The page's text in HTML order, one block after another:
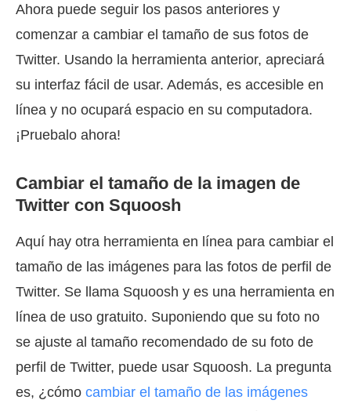
Ahora puede seguir los pasos anteriores y
comenzar a cambiar el tamaño de sus fotos de
Twitter. Usando la herramienta anterior, apreciará
su interfaz fácil de usar. Además, es accesible en
línea y no ocupará espacio en su computadora.
¡Pruebalo ahora!
Cambiar el tamaño de la imagen de
Twitter con Squoosh
Aquí hay otra herramienta en línea para cambiar el
tamaño de las imágenes para las fotos de perfil de
Twitter. Se llama Squoosh y es una herramienta en
línea de uso gratuito. Suponiendo que su foto no
se ajuste al tamaño recomendado de su foto de
perfil de Twitter, puede usar Squoosh. La pregunta
es, ¿cómo cambiar el tamaño de las imágenes